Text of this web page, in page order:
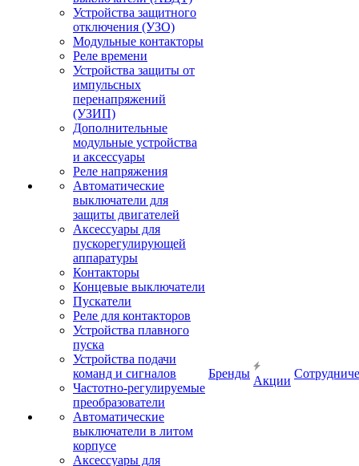
Устройства защитного
отключения (УЗО)
Модульные контакторы
Реле времени
Устройства защиты от
импульсных
перенапряжений
(УЗИП)
Дополнительные
модульные устройства
и аксессуары
Реле напряжения
Автоматические
выключатели для
защиты двигателей
Аксессуары для
пускорегулирующей
аппаратуры
Контакторы
Концевые выключатели
Пускатели
Реле для контакторов
Устройства плавного
пуска
Устройства подачи
команд и сигналов
Частотно-регулируемые
преобразователи
Автоматические
выключатели в литом
корпусе
Аксессуары для
Бренды
Акции